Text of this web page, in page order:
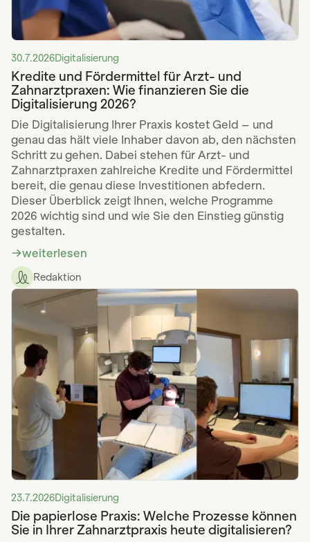
30.7.2026Digitalisierung
Kredite und Fördermittel für Arzt- und
Zahnarztpraxen: Wie finanzieren Sie die
Digitalisierung 2026?
Die Digitalisierung Ihrer Praxis kostet Geld – und
genau das hält viele Inhaber davon ab, den nächsten
Schritt zu gehen. Dabei stehen für Arzt- und
Zahnarztpraxen zahlreiche Kredite und Fördermittel
bereit, die genau diese Investitionen abfedern.
Dieser Überblick zeigt Ihnen, welche Programme
2026 wichtig sind und wie Sie den Einstieg günstig
gestalten.
weiterlesen
Redaktion
23.7.2026Digitalisierung
Die papierlose Praxis: Welche Prozesse können
Sie in Ihrer Zahnarztpraxis heute digitalisieren?